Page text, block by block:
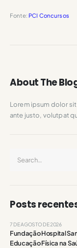
Fonte: PCI Concursos
About The
Lorem ipsum dolor
ante justo, volutpat
Posts
Fundação Hospital
Educação Física na
7 DE AGOSTO DE 2026